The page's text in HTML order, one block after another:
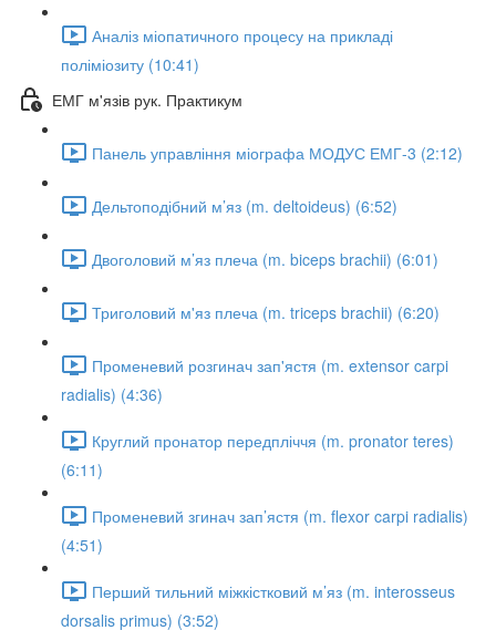
Аналіз міопатичного процесу на прикладі
поліміозиту (10:41)
ЕМГ м'язів рук. Практикум
Панель управління міографа МОДУС ЕМГ-3 (2:12)
Дельтоподібний м’яз (m. deltoideus) (6:52)
Двоголовий м’яз плеча (m. biceps brachii) (6:01)
Триголовий м'яз плеча (m. triceps brachii) (6:20)
Променевий розгинач зап'ястя (m. extensor carpi
radialis) (4:36)
Круглий пронатор передпліччя (m. pronator teres)
(6:11)
Променевий згинач зап’ястя (m. flexor carpi radialis)
(4:51)
Перший тильний міжкістковий м’яз (m. interosseus
dorsalis primus) (3:52)